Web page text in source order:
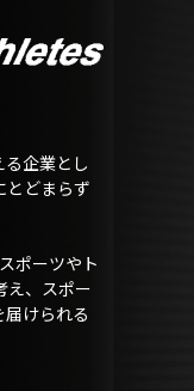
企業とし
とどまらず
ポーツやト
え、スポー
けられる